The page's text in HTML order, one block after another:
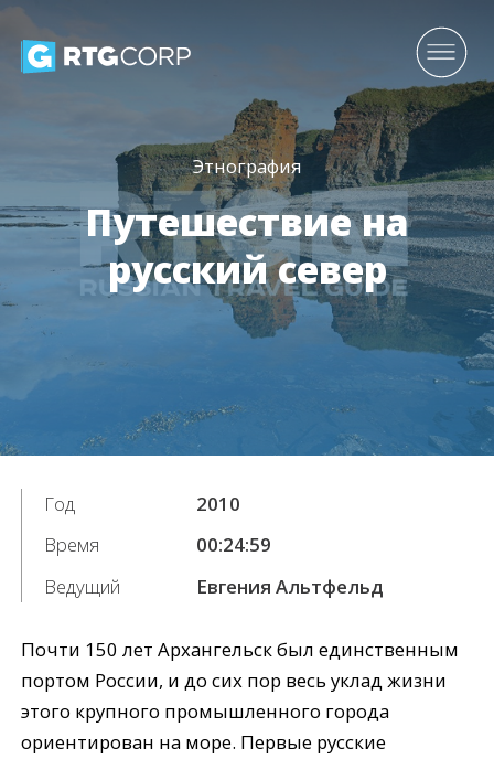
Этнография
Путешествие на
русский север
Год
2010
Время
00:24:59
Ведущий
Евгения Альтфельд
Почти 150 лет Архангельск был единственным
портом России, и до сих пор весь уклад жизни
этого крупного промышленного города
ориентирован на море. Первые русские